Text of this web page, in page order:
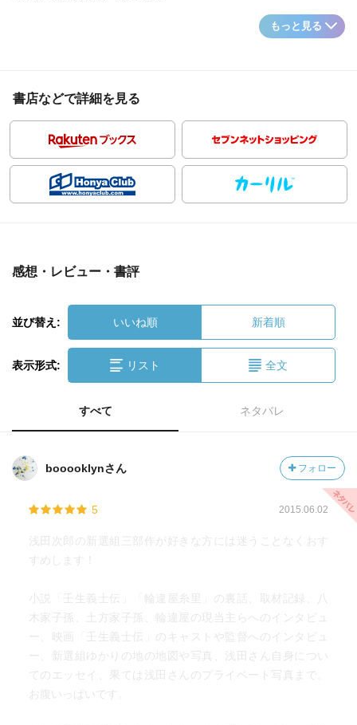
もっと見る
書店などで詳細を見る
感想・レビュー・書評
並び替え: いいね順 新着順
表示形式: リスト 全文
すべて ネタバレ
booooklynさん フォロー
5 2015.06.02
浅田次郎の新選組三部作が好きな方には迷うことなくおす
すめします！
小説「壬生義士伝」「輪違屋糸里」の裏話、取材記録、八
木家子孫、土方家子孫、輪違屋の現当主らへのインタビュ
ー、映画「壬生義士伝」のキャストや監督へのインタビュ
ー、新選組ゆかりの地の地図や写真、浅田さん自身につい
てのエッセイ、果ては浅田さんのプライベート写真まで。
お腹いっぱいです。